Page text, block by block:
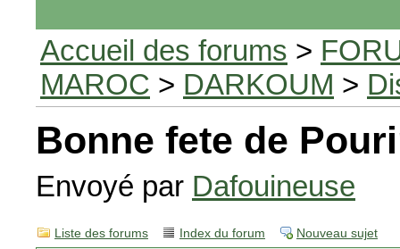
Accueil des forums >
MAROC > DARKOUM >
Bonne fete de
Envoyé par Dafouineuse
Liste des forums Index du forum Nouveau sujet